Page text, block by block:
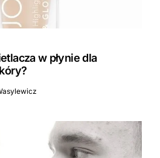
w płynie dla